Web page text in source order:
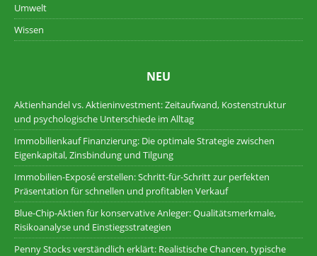
Umwelt
Wissen
NEU
Aktienhandel vs. Aktieninvestment: Zeitaufwand, Kostenstruktur
und psychologische Unterschiede im Alltag
Immobilienkauf Finanzierung: Die optimale Strategie zwischen
Eigenkapital, Zinsbindung und Tilgung
Immobilien-Exposé erstellen: Schritt-für-Schritt zur perfekten
Präsentation für schnellen und profitablen Verkauf
Blue-Chip-Aktien für konservative Anleger: Qualitätsmerkmale,
Risikoanalyse und Einstiegsstrategien
Penny Stocks verständlich erklärt: Realistische Chancen, typische